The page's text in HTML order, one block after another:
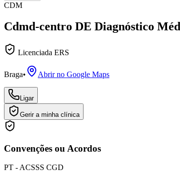
CDM
Cdmd-centro DE Diagnóstico
Licenciada ERS
Braga• Abrir no Google Maps
Ligar
Gerir a minha clínica
Convenções ou Acordos
PT - ACSSS CGD